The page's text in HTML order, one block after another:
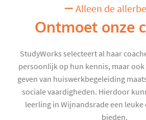
Alleen de
Ontmoet onze
StudyWorks selecteert al haar
persoonlijk op hun kennis, maar
geven van huiswerkbegeleiding
sociale vaardigheden. Hierdoor
leerling in Wijnandsrade een leuke
bieden.